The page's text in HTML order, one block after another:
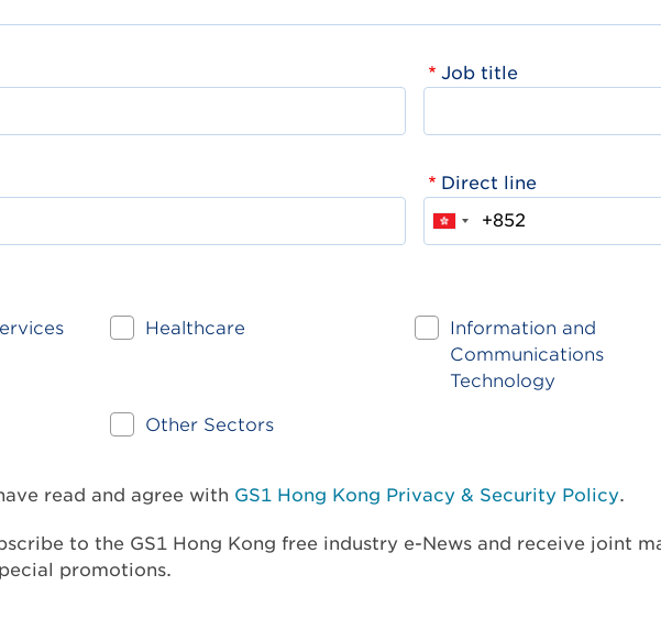
Job title
Direct line
Healthcare
Information and
Communications
Technology
Other Sectors
read and agree with GS1 Hong Kong Privacy & Security Policy.
to the GS1 Hong Kong free industry e-News and receive joint
promotions.